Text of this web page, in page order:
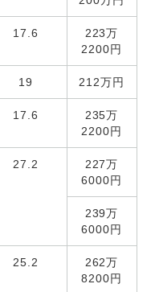
17.6
223万
2200円
19 212万円
17.6
235万
2200円
27.2
227万
6000円
239万
6000円
25.2
262万
8200円